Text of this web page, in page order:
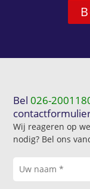
Bel026-
Wij reageren op
nodig? Bel ons